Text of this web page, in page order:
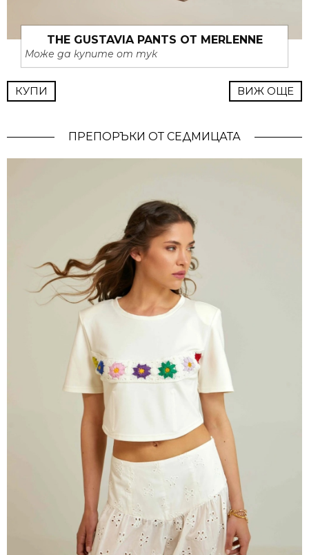
THE GUSTAVIA PANTS ОТ MERLENNE
Може да купите от тук
КУПИ ВИЖ ОЩЕ
ПРЕПОРЪКИ ОТ СЕДМИЦАТА